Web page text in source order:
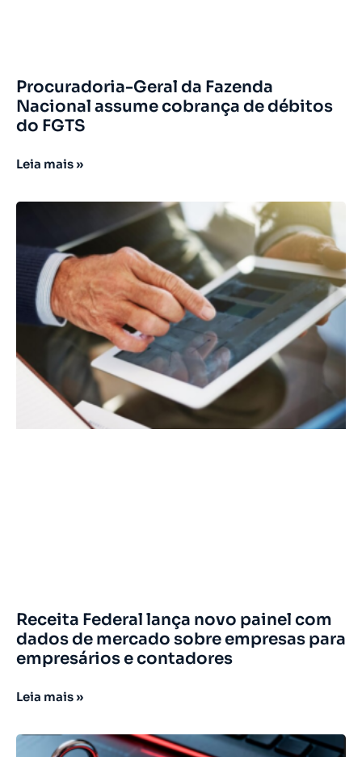
Procuradoria-Geral da Fazenda
Nacional assume cobrança de débitos
do FGTS
Leia mais »
Receita Federal lança novo painel com
dados de mercado sobre empresas para
empresários e contadores
Leia mais »